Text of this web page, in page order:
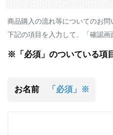
商品購入の流れ等についてのお問
下記の項目を入力して、「確認画
※「必須」のついている項
お名前 「必須」※